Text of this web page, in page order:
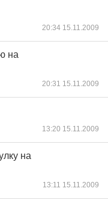
20:34 15.11.2009
на
20:31 15.11.2009
13:20 15.11.2009
на
13:11 15.11.2009